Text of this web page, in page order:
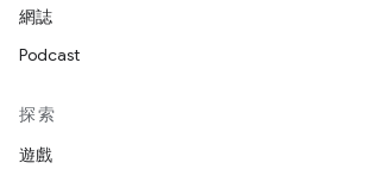
網誌
Podcast
探索
遊戲